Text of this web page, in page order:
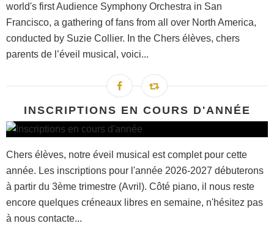
world's first Audience Symphony Orchestra in San
Francisco, a gathering of fans from all over North America,
conducted by Suzie Collier. In the Chers élèves, chers
parents de l’éveil musical, voici...
INSCRIPTIONS EN COURS D'ANNÉE
Chers élèves, notre éveil musical est complet pour cette
année. Les inscriptions pour l'année 2026-2027 débuterons
à partir du 3ème trimestre (Avril). Côté piano, il nous reste
encore quelques créneaux libres en semaine, n'hésitez pas
à nous contacte...